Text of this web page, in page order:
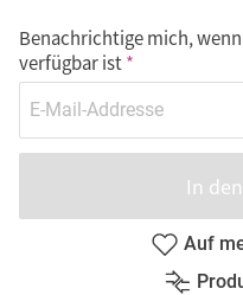
Benachrichtige mich,
verfügbar ist
In
Auf